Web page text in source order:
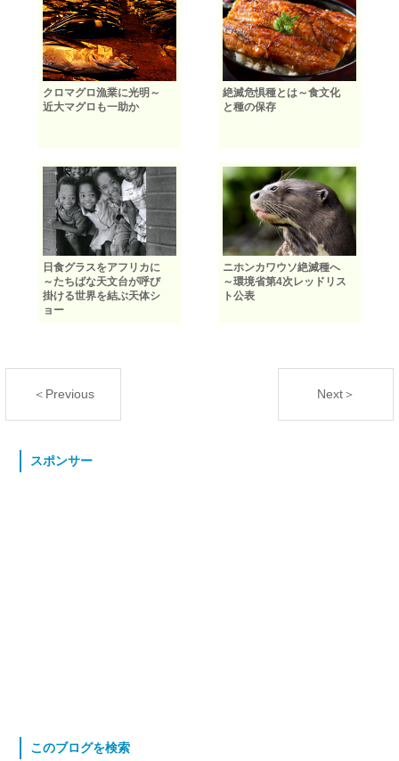
クロマグロ漁業に光明～
近大マグロも一助か
絶滅危惧種とは～食文化
と種の保存
日食グラスをアフリカに
～たちばな天文台が呼び
掛ける世界を結ぶ天体シ
ョー
ニホンカワウソ絶滅種へ
～環境省第4次レッドリス
ト公表
＜Previous Next＞
スポンサー
このブログを検索